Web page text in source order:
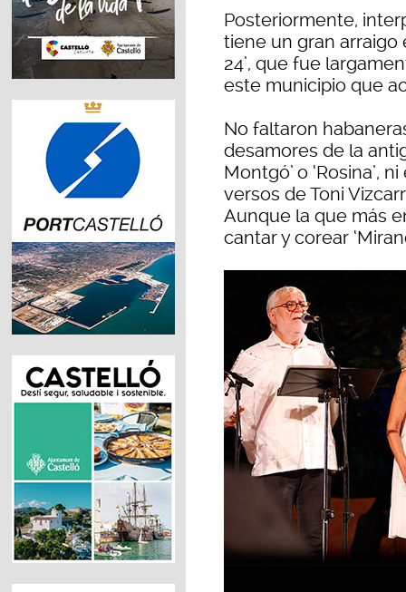
Posteriormente,
tiene un gran arraigo
24’, que fue
este municipio que
No faltaron
desamores de la
Montgó’ o ‘Rosina’,
versos de Toni
Aunque la que más
cantar y corear